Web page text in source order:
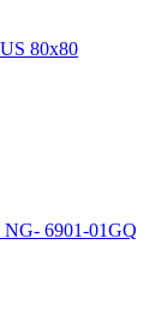
80x80
NG- 6901-01GQ